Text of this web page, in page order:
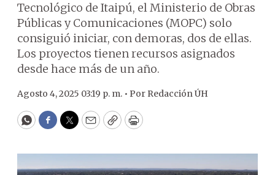
Tecnológico de Itaipú, el Ministerio de Obras
Públicas y Comunicaciones (MOPC) solo
consiguió iniciar, con demoras, dos de ellas.
Los proyectos tienen recursos asignados
desde hace más de un año.
Agosto 4, 2025 03:19 p. m. • Por Redacción ÚH
WhatsApp
Facebook
Twitter
EmailCopyPrint